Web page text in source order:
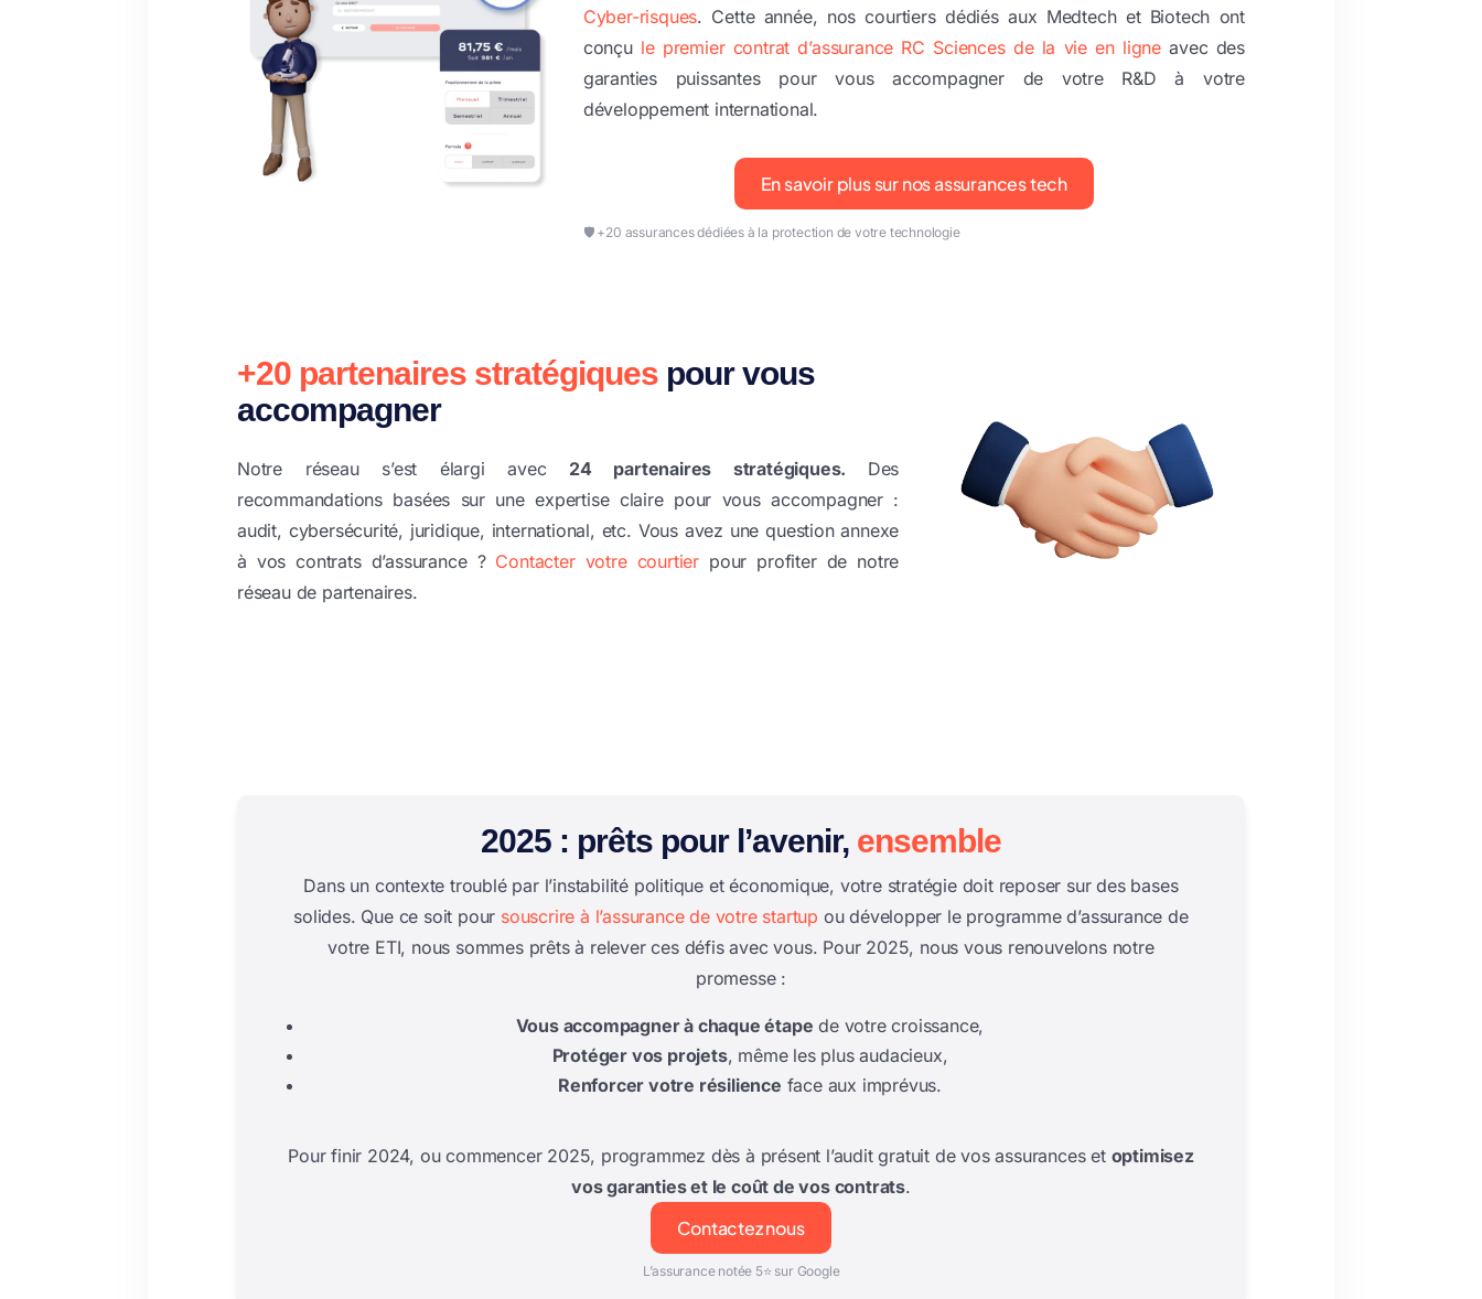
Cyber-risques. Cette année, nos courtiers dédiés aux Medtech et Biotech ont
conçu le premier contrat d’assurance RC Sciences de la vie en ligneavec des
garanties puissantes pour vous accompagner de votre R&D à votre
développement international.
En savoir plus sur nos assurances tech
🛡️ +20 assurances dédiées à la protection de votre technologie
+20 partenaires stratégiques pour vous
accompagner
Notre réseau s’est élargi avec 24 partenaires stratégiques. Des
recommandations basées sur une expertise claire pour vousaccompagner :
audit, cybersécurité, juridique, international, etc. Vous avez une question annexe
à vos contrats d’assurance ? Contacter votre courtierpour profiter de notre
réseau de partenaires.
2025 : prêts pour l’avenir, ensemble
Dans un contexte troublé par l’instabilité politique et économique, votre stratégie doit reposer sur des bases
solides. Que ce soit pour souscrire à l’assurance de votre startup ou développer le programme d’assurance de
votre ETI, nous sommes prêts à relever ces défis avec vous. Pour 2025, nous vous renouvelons notre
promesse :
Vous accompagner à chaque étape de votre croissance,
Protéger vos projets, même les plus audacieux,
Renforcer votre résilience face aux imprévus.
Pour finir 2024, ou commencer 2025, programmez dès à présent l’audit gratuit de vos assurances et optimisez
vos garanties et le coût de vos contrats.
Contactez nous
L’assurance notée 5⭐ sur Google